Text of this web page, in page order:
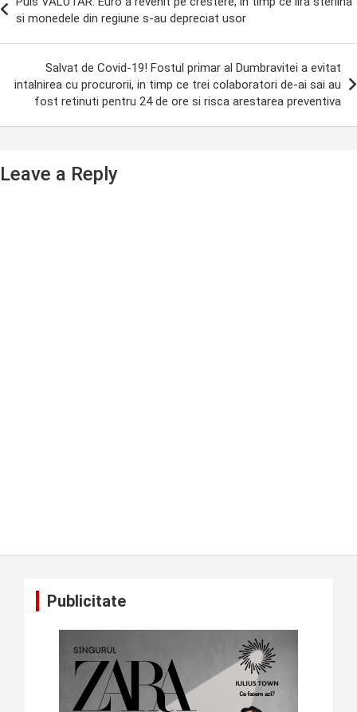
si monedele din regiune s-au depreciat usor
Salvat de Covid-19! Fostul primar al Dumbravitei a evitat
intalnirea cu procurorii, in timp ce trei colaboratori de-ai sai au
fost retinuti pentru 24 de ore si risca arestarea preventiva
Leave a Reply
Publicitate